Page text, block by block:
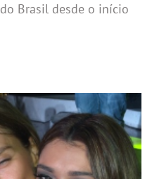
Brasil desde o início